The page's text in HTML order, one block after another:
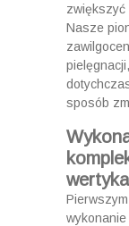
zwiększyć
Nasze
sposób